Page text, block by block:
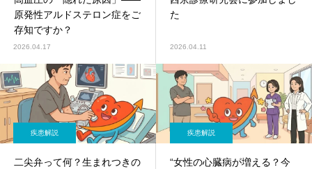
原発性アルドステロン症をご
存知ですか？
2026.04.17
た
2026.04.11
疾患解説
二尖弁って何？生まれつきの
疾患解説
“女性の心臓病が増える？今